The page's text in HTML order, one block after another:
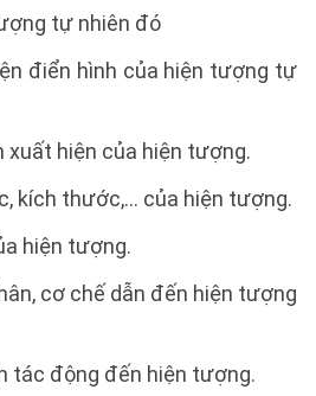
tự nhiên đó
điển hình của hiện tượng tự
xuất hiện của hiện tượng.
kích thước,... của hiện tượng.
hiện tượng.
cơ chế dẫn đến hiện tượng
tác động đến hiện tượng.